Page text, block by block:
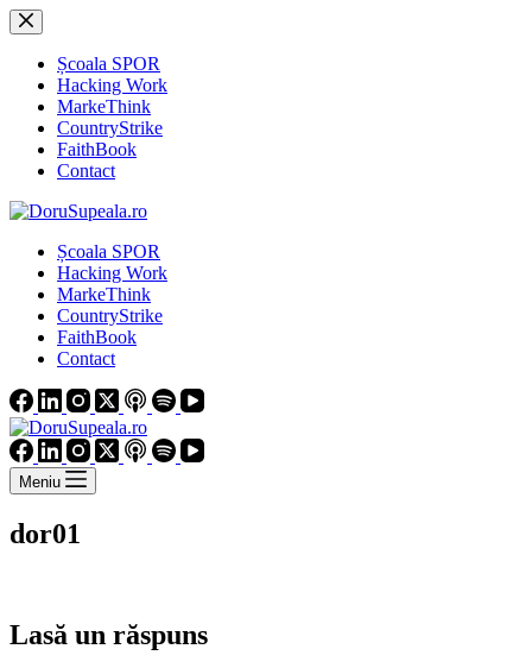
Sari
la
conținutȘcoala SPOR
Hacking Work
MarkeThink
CountryStrike
FaithBook
Contact
Școala SPOR
Hacking Work
MarkeThink
CountryStrike
FaithBook
Contact
Meniu
dor01
Lasă un răspuns